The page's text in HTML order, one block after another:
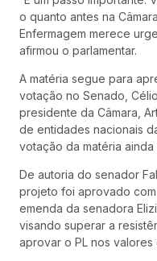
o quanto antes na
Enfermagem merece
afirmou o parlamentar.
A matéria segue para
votação no Senado,
presidente da Câmara,
de entidades nacionais
votação da matéria ainda
De autoria do senador
projeto foi aprovado
emenda da senadora
visando superar a
aprovar o PL nos